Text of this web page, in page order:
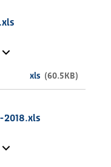
xls (60.5KB)
2018.xls